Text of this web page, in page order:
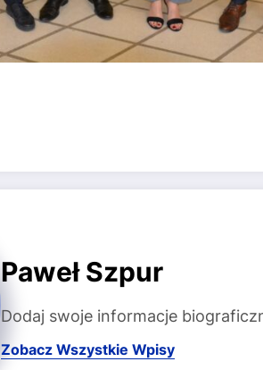
Paweł Szpur
Dodaj swoje informacje
Zobacz Wszystkie Wpisy